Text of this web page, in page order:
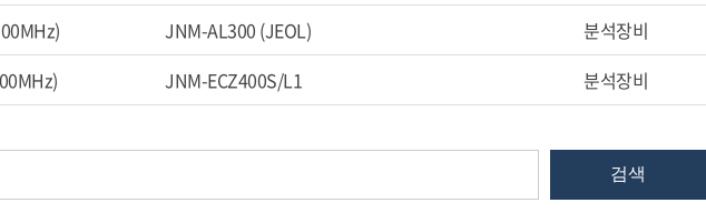
JNM-AL300 (JEOL)
분석장비
JNM-ECZ400S/L1 분석장비